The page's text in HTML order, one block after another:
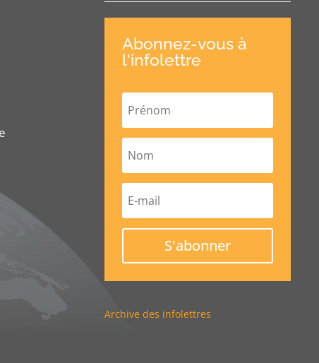
Abonnez-vous à
l'infolettre
S'abonner
Archive des infolettres